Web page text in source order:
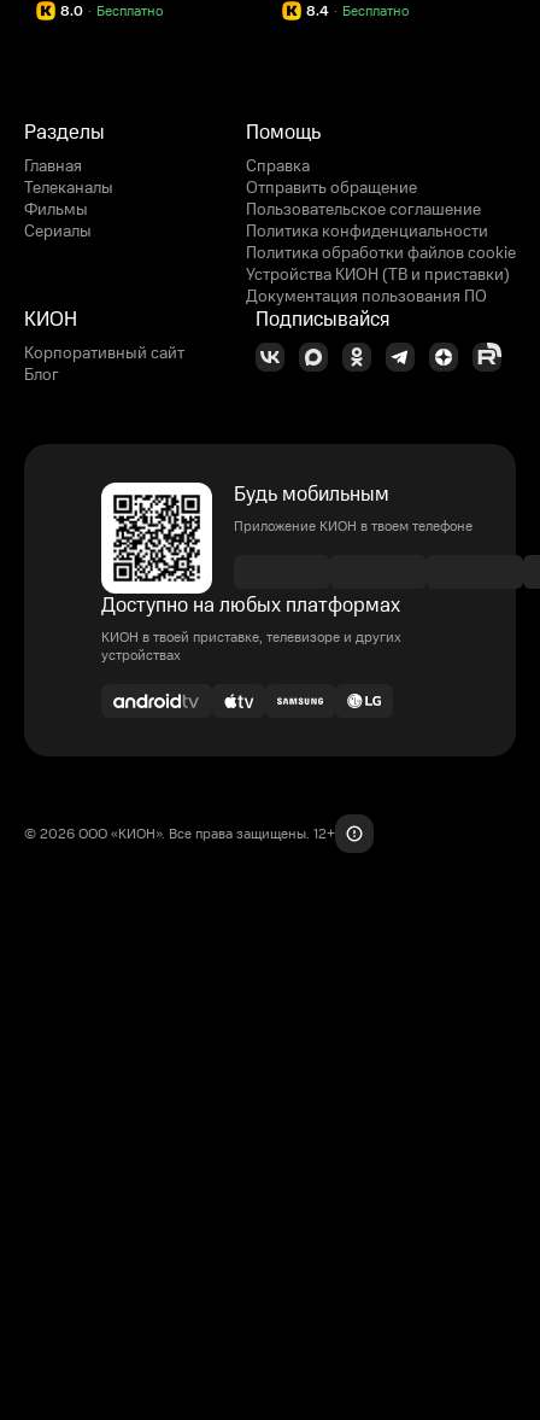
8.0 Бесплатно
· 8.4 Бесплатно
·
Разделы
Главная
Телеканалы
Фильмы
Сериалы
Помощь
Справка
Отправить обращение
Пользовательское соглашение
Политика конфиденциальности
Политика обработки файлов cookie
Устройства КИОН (ТВ и приставки)
Документация пользования ПО
КИОН
Корпоративный сайт
Блог
Подписывайся
Будь мобильным
Приложение КИОН в твоем телефоне
Доступно на любых платформах
КИОН в твоей приставке, телевизоре и других
устройствах
© 2026 ООО «КИОН». Все права защищены. 12+